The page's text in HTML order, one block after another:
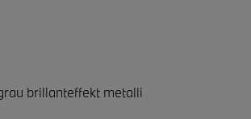
brillanteffekt metalli